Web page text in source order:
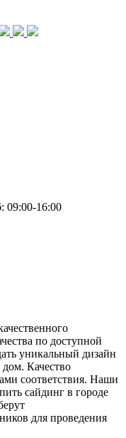
09:00-16:00
по доступной
уникальный дизайн
Качество
соответствия. Наши
сайдинг в городе
для проведения